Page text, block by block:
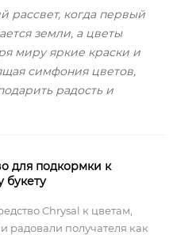
рассвет, когда первый
земли, а цветы
миру яркие краски и
симфония цветов,
радость и
для подкормки к
букету
Chrysal к цветам,
радовали получателя как